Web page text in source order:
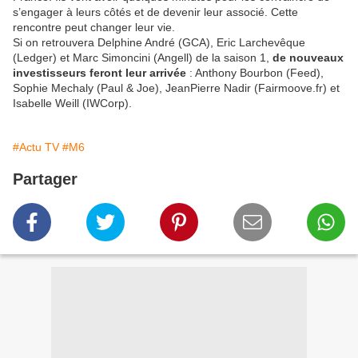
s’engager à leurs côtés et de devenir leur associé. Cette
rencontre peut changer leur vie.
Si on retrouvera Delphine André (GCA), Eric Larchevêque
(Ledger) et Marc Simoncini (Angell) de la saison 1, de nouveaux
investisseurs feront leur arrivée : Anthony Bourbon (Feed),
Sophie Mechaly (Paul & Joe), JeanPierre Nadir (Fairmoove.fr) et
Isabelle Weill (IWCorp).
#Actu TV #M6
Partager